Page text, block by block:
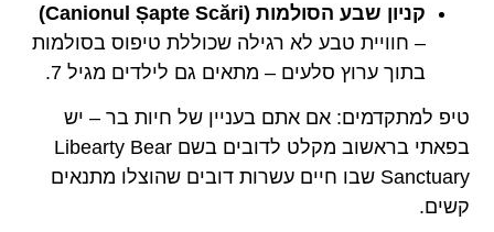
קניון שבע הסולמות (Canionul Șapte Scări)
– חוויית טבע לא רגילה שכוללת טיפוס בסולמות
בתוך ערוץ סלעים – מתאים גם לילדים מגיל 7.
טיפ למתקדמים: אם אתם בעניין של חיות בר – יש
בפאתי בראשוב מקלט לדובים בשם Libearty Bear
Sanctuary שבו חיים עשרות דובים שהוצלו מתנאים
קשים.